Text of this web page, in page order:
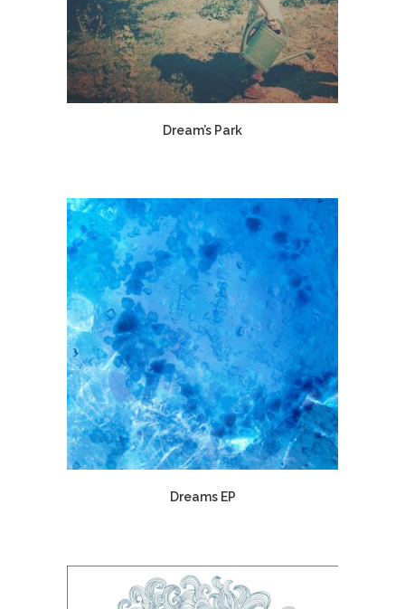
Dream’s Park
Dreams EP